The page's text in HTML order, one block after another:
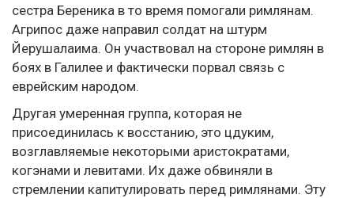
сестра Береника в то время помогали римлянам.
Агрипос даже направил солдат на штурм
Йерушалаима. Он участвовал на стороне римлян в
боях в Галилее и фактически порвал связь с
еврейским народом.
Другая умеренная группа, которая не
присоединилась к восстанию, это цдуким,
возглавляемые некоторыми аристократами,
когэнами и левитами. Их даже обвиняли в
стремлении капитулировать перед римлянами. Эту